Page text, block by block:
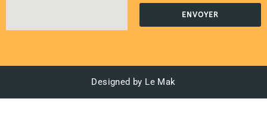
ENVOYER
Designed by Le Mak